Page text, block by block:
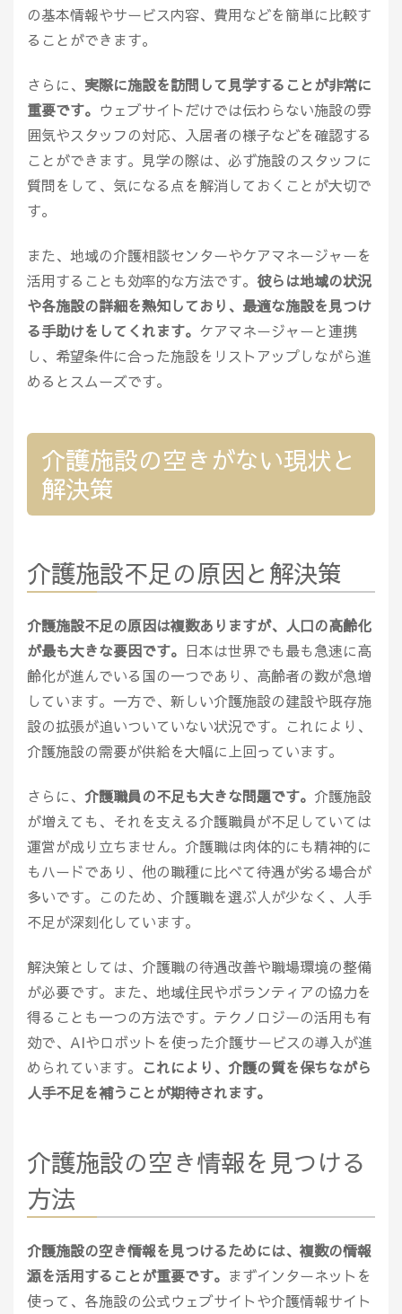
の基本情報やサービス内容、費用などを簡単に比較す
ることができます。
さらに、 実際に施設を訪問して見学することが非常に
重要です。 ウェブサイトだけでは伝わらない施設の雰
囲気やスタッフの対応、入居者の様子などを確認する
ことができます。見学の際は、必ず施設のスタッフに
質問をして、気になる点を解消しておくことが大切で
す。
また、地域の介護相談センターやケアマネージャーを
活用することも効率的な方法です。 彼らは地域の状況
や各施設の詳細を熟知しており、最適な施設を見つけ
る手助けをしてくれます。 ケアマネージャーと連携
し、希望条件に合った施設をリストアップしながら進
めるとスムーズです。
介護施設の空きがない現状と
解決策
介護施設不足の原因と解決策
介護施設不足の原因は複数ありますが、人口の高齢化
が最も大きな要因です。 日本は世界でも最も急速に高
齢化が進んでいる国の一つであり、高齢者の数が急増
しています。一方で、新しい介護施設の建設や既存施
設の拡張が追いついていない状況です。これにより、
介護施設の需要が供給を大幅に上回っています。
さらに、 介護職員の不足も大きな問題です。 介護施設
が増えても、それを支える介護職員が不足していては
運営が成り立ちません。介護職は肉体的にも精神的に
もハードであり、他の職種に比べて待遇が劣る場合が
多いです。このため、介護職を選ぶ人が少なく、人手
不足が深刻化しています。
解決策としては、介護職の待遇改善や職場環境の整備
が必要です。また、地域住民やボランティアの協力を
得ることも一つの方法です。テクノロジーの活用も有
効で、AIやロボットを使った介護サービスの導入が進
められています。 これにより、介護の質を保ちながら
人手不足を補うことが期待されます。
介護施設の空き情報を見つける
方法
介護施設の空き情報を見つけるためには、複数の情報
源を活用することが重要です。 まずインターネットを
使って、各施設の公式ウェブサイトや介護情報サイト